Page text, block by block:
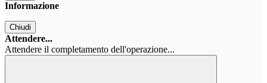
Informazione
Chiudi
Attendere...
Attendere il completamento dell'operazione...